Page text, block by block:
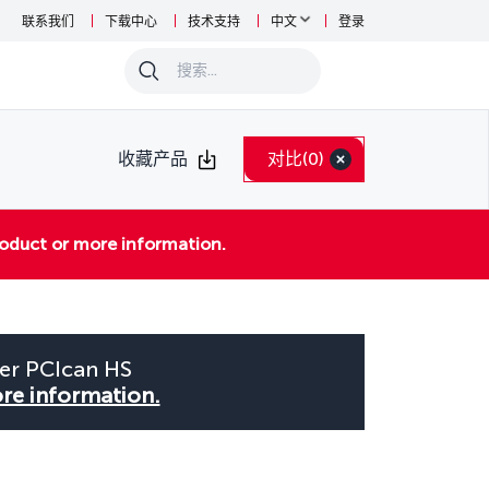
联系我们 下载中心 技术支持 中文 登录
0
收藏产品 对比(0)
or more information.
PCIcan HS
information.